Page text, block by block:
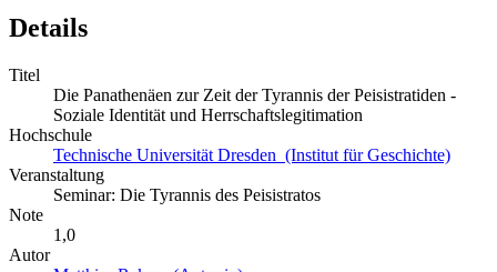
Details
Titel
Die Panathenäen zur Zeit der Tyrannis der Peisistratiden -
Soziale Identität und Herrschaftslegitimation
Hochschule
Technische Universität Dresden (Institut für Geschichte)
Veranstaltung
Seminar: Die Tyrannis des Peisistratos
Note
1,0
Autor